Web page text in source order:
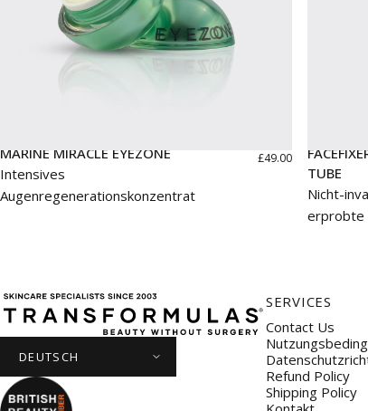
MARINE MIRACLE EYEZONE
Intensives
Augenregenerationskonzentrat
£49.00
TUBE
Nicht-
erprobte
Transformulas
SERVICES
Contact Us
Refund Policy
Shipping Policy